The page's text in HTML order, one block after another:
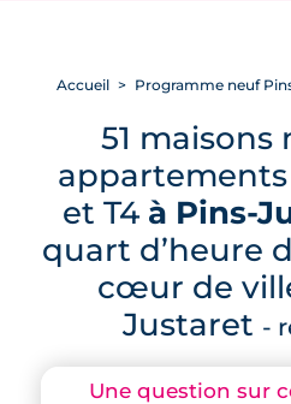
Une question sur
Accueil Programme neuf
51 maisons
appartements
et T4 à Pins-
quart d’heure
cœur de
Justaret -